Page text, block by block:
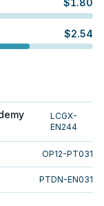
$1.80
$2.54
LCGX-
EN244
OP12-PT031
PTDN-EN031